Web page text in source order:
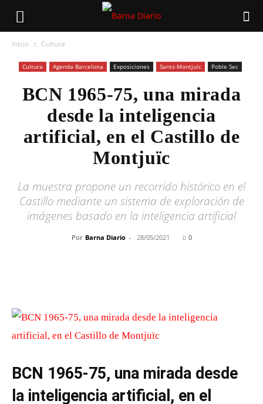
Inicio Cultura
Cultura Agenda Barcelona Exposiciones Sants-Montjuïc Poble Sec
BCN 1965-75, una mirada
desde la inteligencia
artificial, en el Castillo de
Montjuïc
La muestra propone un recorrido histórico en el
Castillo mediante un sistema de exploración de
imágenes basado en la inteligencia artificial
Por Barna Diario - 28/05/2021 0
BCN 1965-75, una mirada desde
la inteligencia artificial, en el